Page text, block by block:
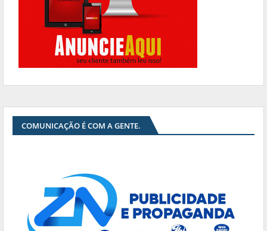
COMUNICAÇÃO É COM A GENTE.